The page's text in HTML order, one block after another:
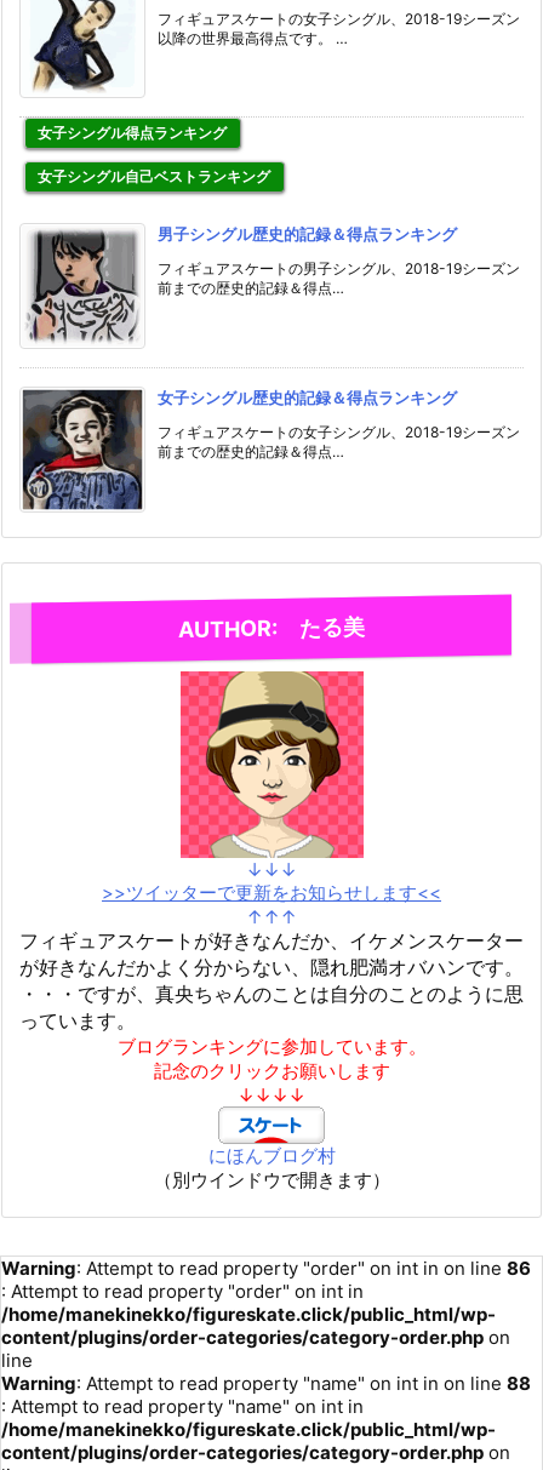
フィギュアスケートの女子シングル、2018-19シーズン
以降の世界最高得点です。 …
女子シングル得点ランキング
女子シングル自己ベストランキング
男子シングル歴史的記録＆得点ランキング
フィギュアスケートの男子シングル、2018-19シーズン
前までの歴史的記録＆得点…
女子シングル歴史的記録＆得点ランキング
フィギュアスケートの女子シングル、2018-19シーズン
前までの歴史的記録＆得点…
AUTHOR: たる美
↓↓↓
>>ツイッターで更新をお知らせします<<
↑↑↑
フィギュアスケートが好きなんだか、イケメンスケーター
が好きなんだかよく分からない、隠れ肥満オバハンです。
・・・ですが、真央ちゃんのことは自分のことのように思
っています。
ブログランキングに参加しています。
記念のクリックお願いします
↓↓↓↓
にほんブログ村
（別ウインドウで開きます）
Warning: Attempt to read property "order" on int in on line 86
: Attempt to read property "order" on int in
/home/manekinekko/figureskate.click/public_html/wp-
content/plugins/order-categories/category-order.php on
line
Warning: Attempt to read property "name" on int in on line 88
: Attempt to read property "name" on int in
/home/manekinekko/figureskate.click/public_html/wp-
content/plugins/order-categories/category-order.php on